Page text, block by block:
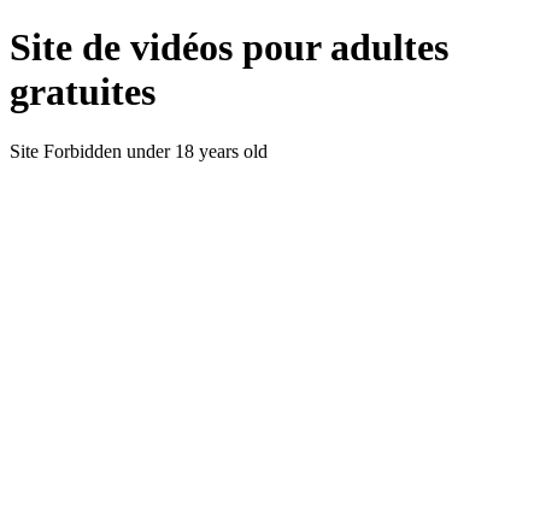
Site de vidéos pour adultes
gratuites
Site Forbidden under 18 years old